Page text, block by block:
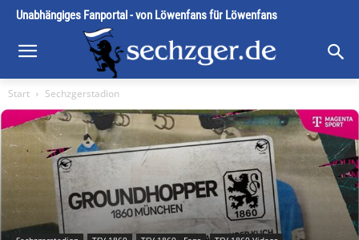
Unabhängiges Fanportal - von Löwenfans für Löwenfans
Start Sechzgerstadion